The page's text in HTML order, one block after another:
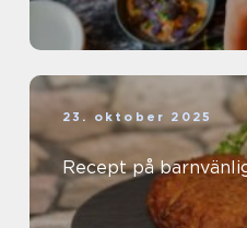
23. oktober 2025
Recept på